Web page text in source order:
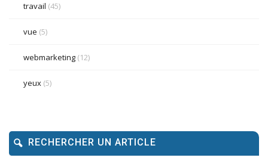
travail (45)
vue (5)
webmarketing (12)
yeux (5)
RECHERCHER UN ARTICLE